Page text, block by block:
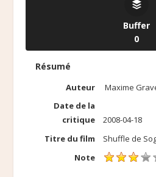
Buffer
0
Résumé
Auteur
Maxime
Date de la
critique
2008-04-18
Titre du film
Shuffle de
Note